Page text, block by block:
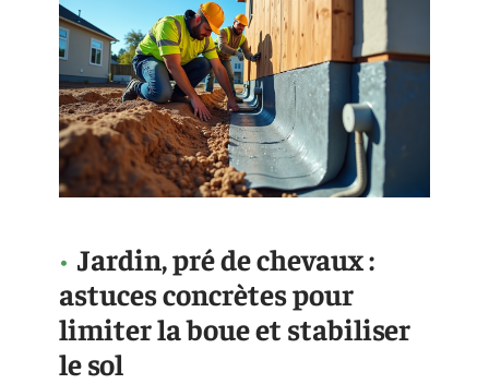
Jardin, pré de chevaux :
astuces concrètes pour
limiter la boue et stabiliser
le sol